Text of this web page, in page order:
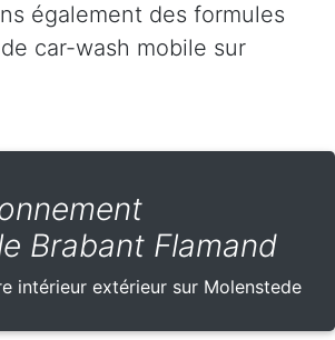
également des formules
car-wash mobile sur
Brabant Flamand
intérieur extérieur sur Molenstede